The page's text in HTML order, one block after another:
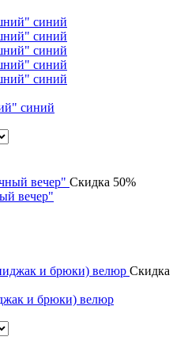
синий
Скидка 50%
вечер"
Скидка
и брюки) велюр